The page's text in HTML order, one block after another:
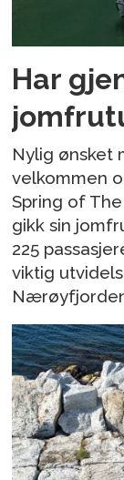
Har
Nylig ønsket
velkommen
Spring of
gikk sin
225
viktig